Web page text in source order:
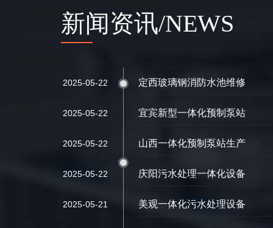
新闻资讯/NEWS
2025-05-22 定西玻璃钢消防水池维修
2025-05-22 宜宾新型一体化预制泵站
2025-05-22 山西一体化预制泵站生产
2025-05-22 庆阳污水处理一体化设备
2025-05-21 美观一体化污水处理设备